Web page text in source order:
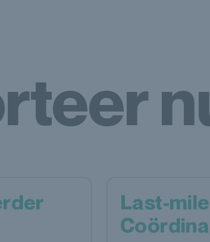
Last-mile